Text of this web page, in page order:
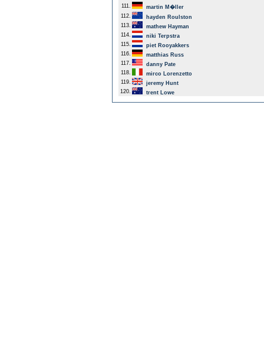
111.
martin M�ller
112.
hayden Roulston
113.
mathew Hayman
114.
niki Terpstra
115.
piet Rooyakkers
116.
matthias Russ
117.
danny Pate
118.
mirco Lorenzetto
119.
jeremy Hunt
120.
trent Lowe